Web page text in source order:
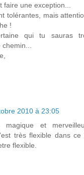
faire une exception...
tolérantes, mais
!
qui tu sauras
2010 à 23:05
magique et
très flexible dans ce
flexible.